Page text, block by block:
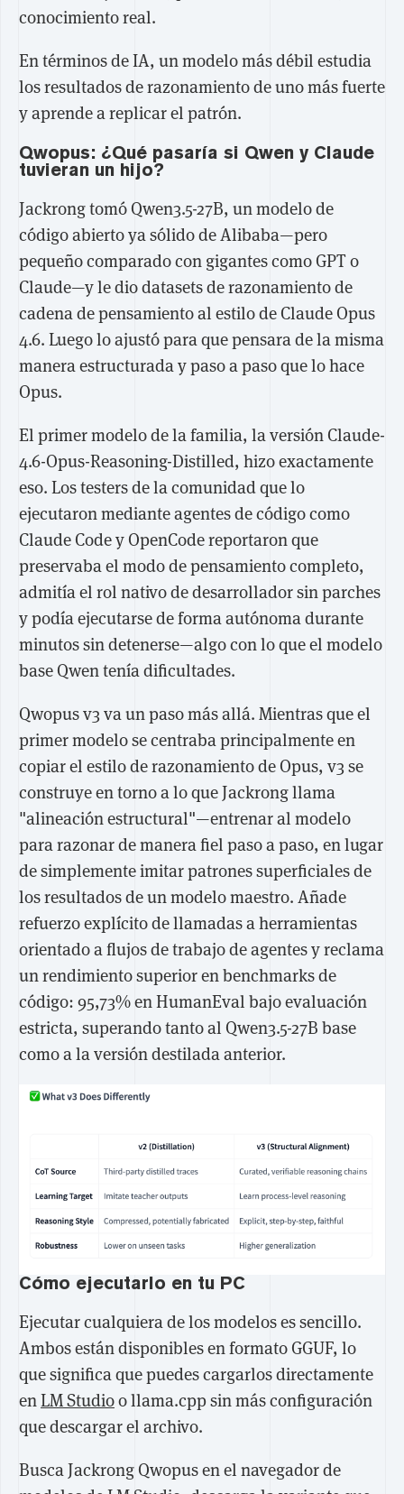
conocimiento real.
En términos de IA, un modelo más débil estudia
los resultados de razonamiento de uno más fuerte
y aprende a replicar el patrón.
Qwopus: ¿Qué pasaría si Qwen y Claude
tuvieran un hijo?
Jackrong tomó Qwen3.5-27B, un modelo de
código abierto ya sólido de Alibaba—pero
pequeño comparado con gigantes como GPT o
Claude—y le dio datasets de razonamiento de
cadena de pensamiento al estilo de Claude Opus
4.6. Luego lo ajustó para que pensara de la misma
manera estructurada y paso a paso que lo hace
Opus.
El primer modelo de la familia, la versión Claude-
4.6-Opus-Reasoning-Distilled, hizo exactamente
eso. Los testers de la comunidad que lo
ejecutaron mediante agentes de código como
Claude Code y OpenCode reportaron que
preservaba el modo de pensamiento completo,
admitía el rol nativo de desarrollador sin parches
y podía ejecutarse de forma autónoma durante
minutos sin detenerse—algo con lo que el modelo
base Qwen tenía dificultades.
Qwopus v3 va un paso más allá. Mientras que el
primer modelo se centraba principalmente en
copiar el estilo de razonamiento de Opus, v3 se
construye en torno a lo que Jackrong llama
"alineación estructural"—entrenar al modelo
para razonar de manera fiel paso a paso, en lugar
de simplemente imitar patrones superficiales de
los resultados de un modelo maestro. Añade
refuerzo explícito de llamadas a herramientas
orientado a flujos de trabajo de agentes y reclama
un rendimiento superior en benchmarks de
código: 95,73% en HumanEval bajo evaluación
estricta, superando tanto al Qwen3.5-27B base
como a la versión destilada anterior.
Cómo ejecutarlo en tu PC
Ejecutar cualquiera de los modelos es sencillo.
Ambos están disponibles en formato GGUF, lo
que significa que puedes cargarlos directamente
enLM Studioo llama.cpp sin más configuración
que descargar el archivo.
Busca Jackrong Qwopus en el navegador de